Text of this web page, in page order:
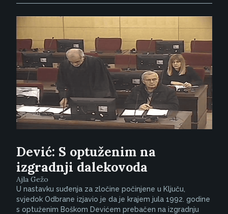
Dević: S optuženim na
izgradnji dalekovoda
Ajla Gežo
U nastavku suđenja za zločine počinjene u Ključu,
svjedok Odbrane izjavio je da je krajem jula 1992. godine
s optuženim Boškom Devićem prebačen na izgradnju